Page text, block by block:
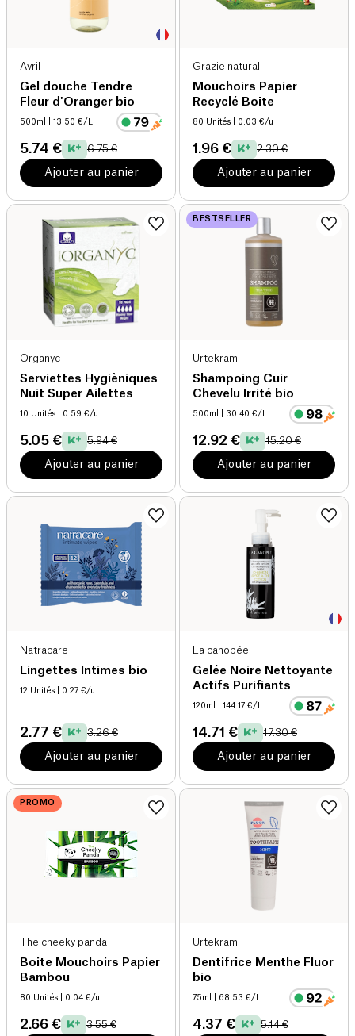
Avril
Gel douche Tendre
Fleur d'Oranger bio
500ml | 13.50 €/L
5.74 € 6.75 €
Ajouter au panier
Grazie natural
Mouchoirs Papier
Recyclé Boite
80 Unités | 0.03 €/u
1.96 € 2.30 €
Ajouter au panier
Organyc
Serviettes Hygièniques
Nuit Super Ailettes
10 Unités | 0.59 €/u
5.05 € 5.94 €
Ajouter au panier
BESTSELLER
Urtekram
Shampoing Cuir
Chevelu Irrité bio
500ml | 30.40 €/L
12.92 € 15.20 €
Ajouter au panier
Natracare
Lingettes Intimes bio
12 Unités | 0.27 €/u
2.77 € 3.26 €
Ajouter au panier
La canopée
Gelée Noire Nettoyante
Actifs Purifiants
120ml | 144.17 €/L
14.71 € 17.30 €
Ajouter au panier
PROMO
The cheeky panda
Boite Mouchoirs Papier
Bambou
80 Unités | 0.04 €/u
2.66 € 3.55 €
Urtekram
Dentifrice Menthe Fluor
bio
75ml | 68.53 €/L
4.37 € 5.14 €